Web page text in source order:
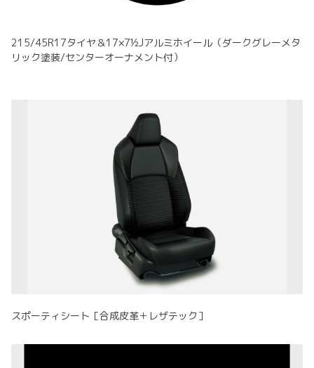
215/45R17タイヤ＆17×7½Jアルミホイール（ダークグレーメタ
リック塗装/センターオーナメント付）
スポーティシート［合成皮革＋レザテック］